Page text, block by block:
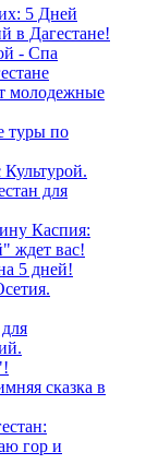
5 Дней
в Дагестане!
- Спа
молодежные
туры по
для
Каспия:
ждет вас!
5 дней!
сказка в
гор и